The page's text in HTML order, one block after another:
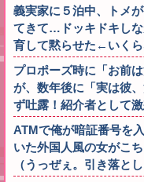
義実家に５泊中、トメ
てきて…ドッキドキし
育して黙らせた←いく
プロポーズ時に「お前
が、数年後に「実は彼
ず吐露！紹介者として激
ATMで俺が暗証番号を
いた外国人風の女がこ
（うっぜぇ。引き落と